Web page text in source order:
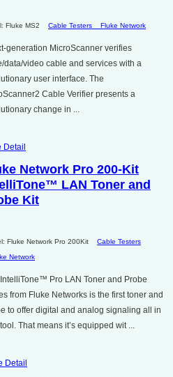
Fluke MS2 Cable Testers Fluke Network
generation MicroScanner verifies
data/video cable and services with a
user interface. The
Cable Verifier presents a
change in ...
Detail
Network Pro 200-Kit
LAN Toner and
Kit
Fluke Network Pro 200Kit
Cable Testers
Network
Pro LAN Toner and Probe
from Fluke Networks is the first toner and
to offer digital and analog signaling all in
That means it’s equipped wit ...
Detail